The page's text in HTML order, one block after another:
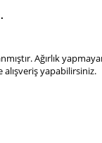
Ağırlık
yapabilirsiniz.